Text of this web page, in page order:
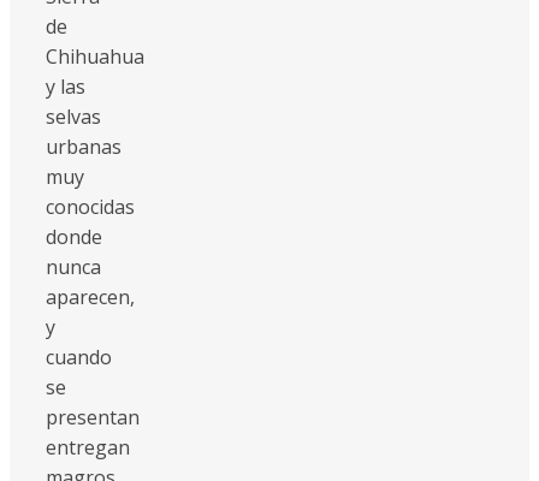
de
Chihuahua
y las
selvas
urbanas
muy
conocidas
donde
nunca
aparecen,
y
cuando
se
presentan
entregan